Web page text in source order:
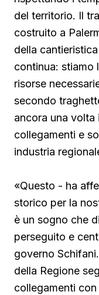
del territorio. Il
costruito a
della
continua: stiamo
risorse
secondo
ancora una volta
collegamenti e
industria
«Questo - ha
storico per la
è un sogno che
perseguito e
governo
della Regione
collegamenti